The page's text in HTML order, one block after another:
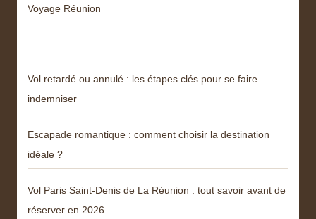
Voyage Réunion
Vol retardé ou annulé : les étapes clés pour se faire
indemniser
Escapade romantique : comment choisir la destination
idéale ?
Vol Paris Saint-Denis de La Réunion : tout savoir avant de
réserver en 2026